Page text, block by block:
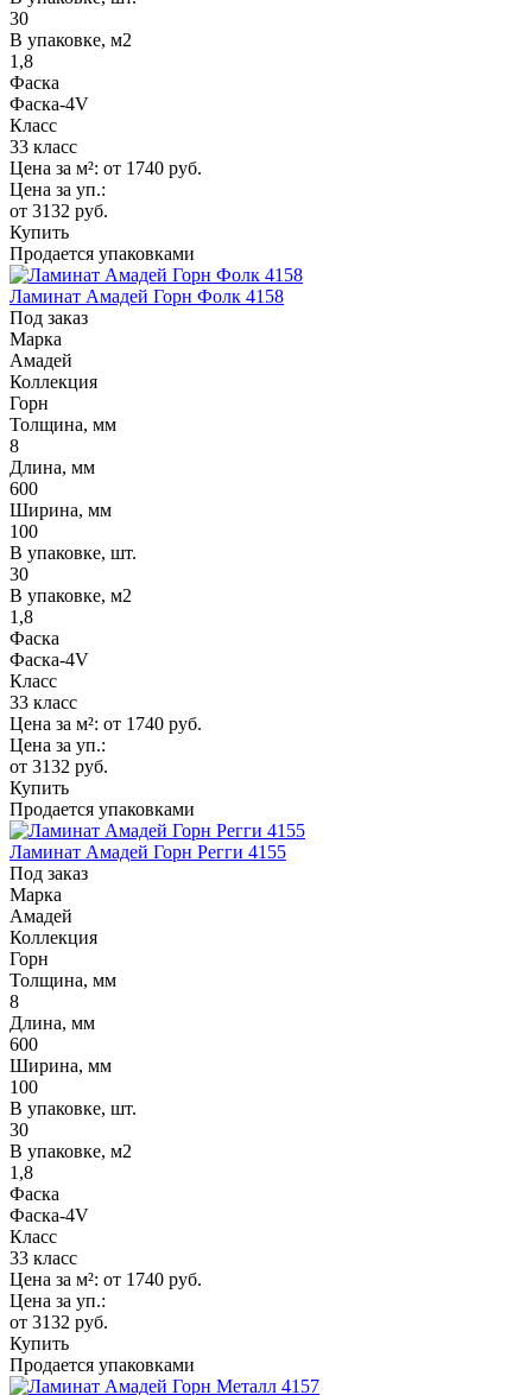
30
В упаковке, м2
1,8
Фаска
Фаска-4V
Класс
33 класс
Цена за м²: от 1740 руб.
Цена за уп.:
от 3132 руб.
Купить
Продается упаковками
Ламинат Амадей Горн Фолк 4158
Под заказ
Марка
Амадей
Коллекция
Горн
Толщина, мм
8
Длина, мм
600
Ширина, мм
100
В упаковке, шт.
30
В упаковке, м2
1,8
Фаска
Фаска-4V
Класс
33 класс
Цена за м²: от 1740 руб.
Цена за уп.:
от 3132 руб.
Купить
Продается упаковками
Ламинат Амадей Горн Регги 4155
Под заказ
Марка
Амадей
Коллекция
Горн
Толщина, мм
8
Длина, мм
600
Ширина, мм
100
В упаковке, шт.
30
В упаковке, м2
1,8
Фаска
Фаска-4V
Класс
33 класс
Цена за м²: от 1740 руб.
Цена за уп.:
от 3132 руб.
Купить
Продается упаковками